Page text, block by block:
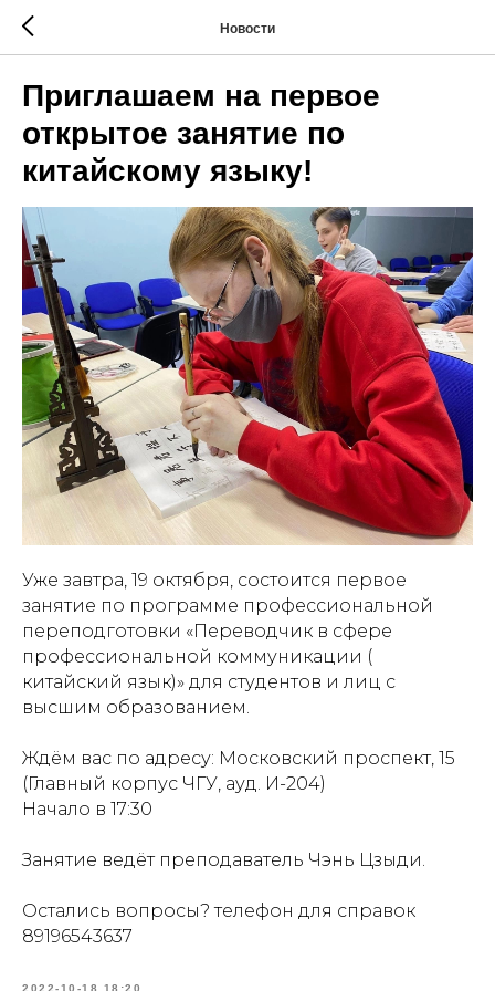
Новости
Приглашаем на первое
открытое занятие по
китайскому языку!
Уже завтра, 19 октября, состоится первое
занятие по программе профессиональной
переподготовки «Переводчик в сфере
профессиональной коммуникации (
китайский язык)» для студентов и лиц с
высшим образованием.
Ждём вас по адресу: Московский проспект, 15
(Главный корпус ЧГУ, ауд. И-204)
Начало в 17:30
Занятие ведёт преподаватель Чэнь Цзыди.
Остались вопросы? телефон для справок
89196543637
2022-10-18 18:20